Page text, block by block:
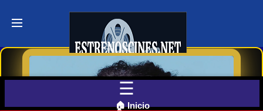
Últimos
AHORA
🏠 Inicio